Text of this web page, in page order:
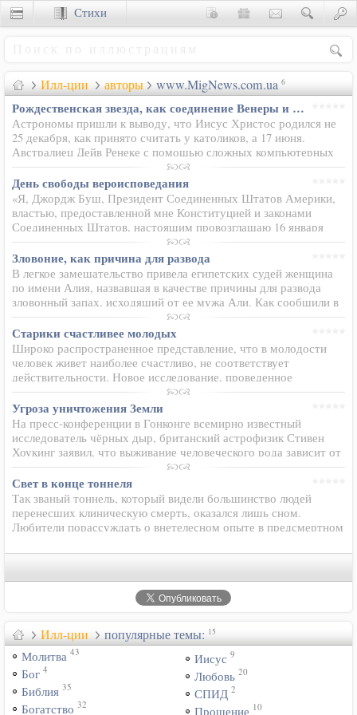
Илл-ции авторы www.MigNews.com.ua 6
Рождественская звезда, как соединение Венеры и Юпитера
Астрономы пришли к выводу, что Иисус Христос родился не
25 декабря, как принято считать у католиков, а 17 июня.
Австралиец Дейв Ренеке с помощью сложных компьютерных
программ по определению точных позиций небесных тел на
карте неба…
День свободы вероисповедания
«Я, Джордж Буш, Президент Соединенных Штатов Америки,
властью, предоставленной мне Конституцией и законами
Соединенных Штатов, настоящим провозглашаю 16 января
2007 года Днем свободы вероисповедания». «Предлагаю всем
американцам…
Зловоние, как причина для развода
В легкое замешательство привела египетских судей женщина
по имени Алия, назвавшая в качестве причины для развода
зловонный запах, исходящий от ее мужа Али. Как сообщили в
понедельник египетские СМИ, поначалу судьи не приняли
слова Алии…
Старики счастливее молодых
Широко распространенное представление, что в молодости
человек живет наиболее счастливо, не соответствует
действительности. Новое исследование, проведенное
Университетом Мичигана показало, что пожилые люди
намного чаще молодых чувствуют…
Угроза уничтожения Земли
На пресс-конференции в Гонконге всемирно известный
исследователь чёрных дыр, британский астрофизик Стивен
Хоукинг заявил, что выживание человеческого рода зависит от
его способности найти новые дома в другом месте во
Вселенной, потому что…
Свет в конце тоннеля
Так званый тоннель, который видели большинство людей
перенесших клиническую смерть, оказался лишь сном.
Любители порассуждать о внетелесном опыте в предсмертном
оказывались в другом…
Илл-ции популярные темы: 15
Молитва 43
Бог 4
Библия 35
Богатство 32
Иисус 9
Любовь 20
СПИД 2
Прощение 10
Стихи